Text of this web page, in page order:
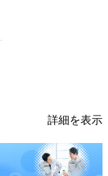
詳細を表示